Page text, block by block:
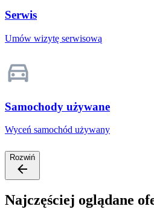
Serwis
Umów wizytę serwisową
Samochody używane
Wyceń samochód używany
Rozwiń
Najczęściej oglądane